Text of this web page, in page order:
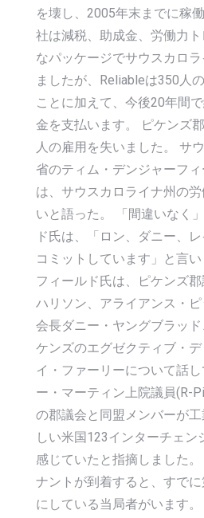
を壊し、2005年末までに稼
社は減税、助成金、労働力
なパッケージでサウスカロ
ましたが、Reliableは350人
ことに加えて、今後20年間
金を支払います。 ピケンズ
人の雇用を失いました。 サ
省のティム・デンジャーフ
は、サウスカロライナ州の
いと語った。 「間違いなく
ド氏は、「ロン、ダニー、
コミットしています」と言
フィールド氏は、ピケンズ
ハリソン、アライアンス・
会長ダニー・ヤングブラッ
ケンズのエグゼクティブ・
イ・ファーリーについて話
ー・マーティン上院議員(R-
の郡議会と同盟メンバーが
しい米国123インターチェン
感じていたと指摘しました
ナントが到着すると、すで
にしている当局者がいます